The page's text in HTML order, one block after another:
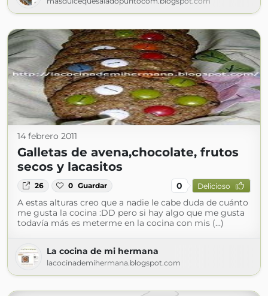
14 febrero 2011
Galletas de avena,chocolate, frutos
secos y lacasitos
26 0 Guardar 0 Delicioso
A estas alturas creo que a nadie le cabe duda de cuánto
me gusta la cocina :DD pero si hay algo que me gusta
todavía más es meterme en la cocina con mis (...)
La cocina de mi hermana
lacocinademihermana.blogspot.com